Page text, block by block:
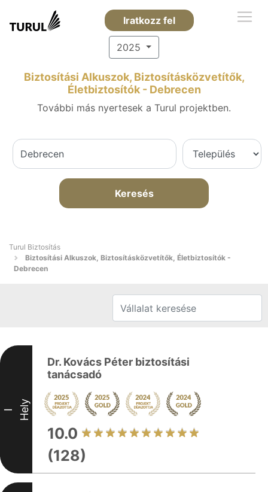
Iratkozz fel
2025
Biztosítási Alkuszok, Biztosításközvetítők,
Életbiztosítók - Debrecen
További más nyertesek a Turul projektben.
Keresés
Turul Biztosítás
Biztosítási Alkuszok, Biztosításközvetítők, Életbiztosítók -
Debrecen
I Hely
Dr. Kovács Péter biztosítási
tanácsadó
10.0
(128)